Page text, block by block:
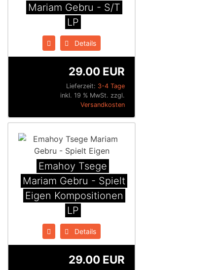
Mariam Gebru - S/T
LP
Details
Lieferzeit: 3-4 Tage
29.00 EUR
inkl. 19 % MwSt. zzgl.
Versandkosten
Emahoy Tsege
Mariam Gebru - Spielt
Eigen Kompositionen
LP
Details
29.00 EUR